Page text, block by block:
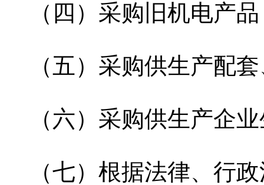
（四）采购旧机电产
（五）采购供生产配
（六）采购供生产企
（七）根据法律、行